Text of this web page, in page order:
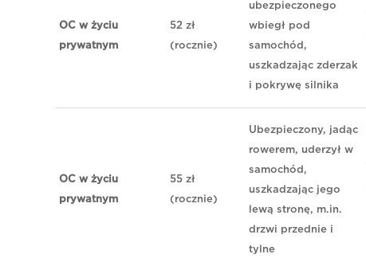
OC w życiu
prywatnym
52 zł
(rocznie)
ubezpieczonego
wbiegł pod
samochód,
uszkadzając zderzak
i pokrywę silnika
OC w życiu
prywatnym
55 zł
(rocznie)
Ubezpieczony, jadąc
rowerem, uderzył w
samochód,
uszkadzając jego
lewą stronę, m.in.
drzwi przednie i
tylne